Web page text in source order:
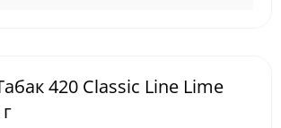
420 Classic Line Lime